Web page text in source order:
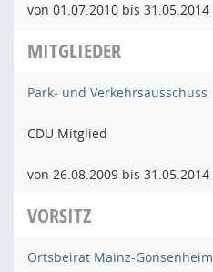
von 01.07.2010 bis 31.05.2014
MITGLIEDER
Park- und Verkehrsausschuss
CDU Mitglied
von 26.08.2009 bis 31.05.2014
VORSITZ
Ortsbeirat Mainz-Gonsenheim